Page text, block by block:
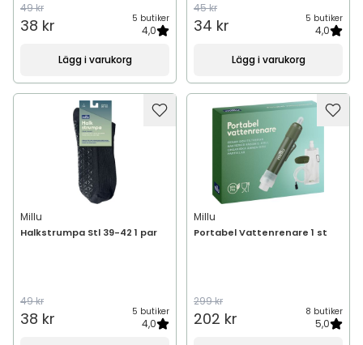
49 kr
38 kr 5 butiker
4,0
Lägg i varukorg
45 kr
34 kr 5 butiker
4,0
Lägg i varukorg
Millu
Halkstrumpa Stl 39-42 1 par
49 kr
38 kr 5 butiker
4,0
Millu
Portabel Vattenrenare 1 st
299 kr
202 kr 8 butiker
5,0